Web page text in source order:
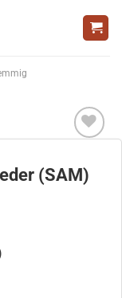
toe aan
wenslijst
(SAM)